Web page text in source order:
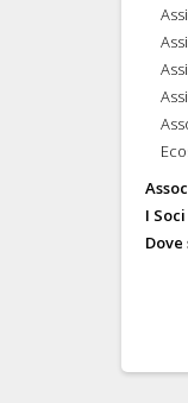
I